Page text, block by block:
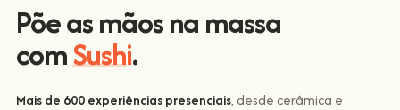
Põe as mãos na massa
comSushi.
Mais de 600 experiências presenciais, desde cerâmica e